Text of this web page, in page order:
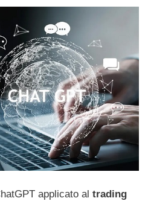
applicato al trading